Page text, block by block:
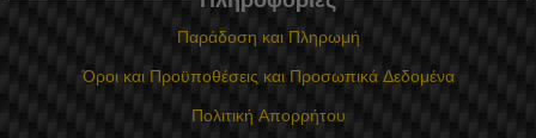
Παράδοση και Πληρωμή
Όροι και Προϋποθέσεις και Προσωπικά Δεδομένα
Πολιτική Απορρήτου